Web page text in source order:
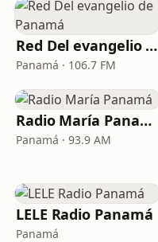
Red Del evangelio de Panamá
Panamá · 106.7 FM
Radio María Panamá
Panamá · 93.9 AM
LELE Radio Panamá
Panamá